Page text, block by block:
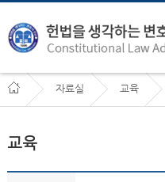
자료실 교육
교육